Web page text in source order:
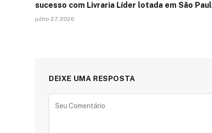
sucesso com Livraria Líder lotada em São
julho 27, 2026
DEIXE UMA RESPOSTA